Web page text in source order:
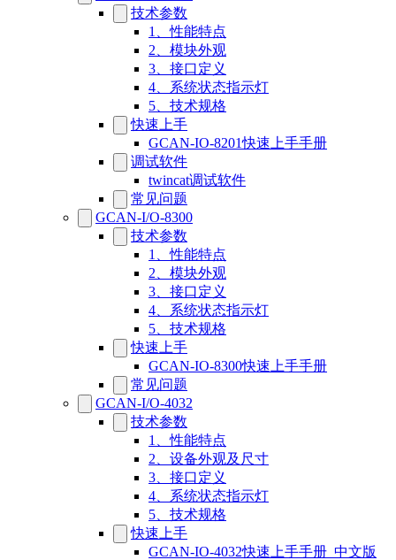
技术参数
1、性能特点
2、模块外观
3、接口定义
4、系统状态指示灯
5、技术规格
快速上手
GCAN-IO-8201快速上手手册
调试软件
twincat调试软件
常见问题
GCAN-I/O-8300
技术参数
1、性能特点
2、模块外观
3、接口定义
4、系统状态指示灯
5、技术规格
快速上手
GCAN-IO-8300快速上手手册
常见问题
GCAN-I/O-4032
技术参数
1、性能特点
2、设备外观及尺寸
3、接口定义
4、系统状态指示灯
5、技术规格
快速上手
GCAN-IO-4032快速上手手册_中文版